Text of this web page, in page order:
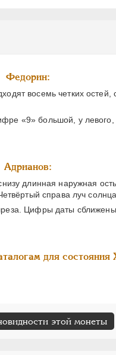
Федорин:
восемь четких остей,
«9» большой, у левого,
Адрианов:
длинная наружная
справа луч
Цифры даты
для состояния
этой монеты